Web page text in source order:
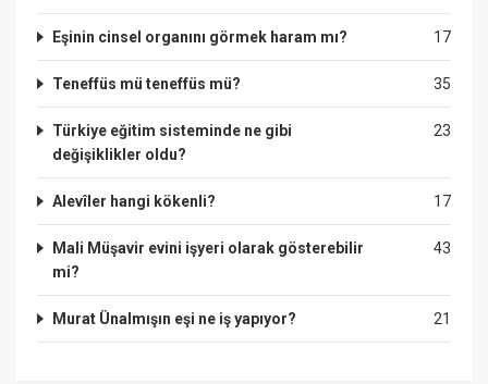
17
Eşinin cinsel organını görmek haram mı?
35
Teneffüs mü teneffüs mü?
23
Türkiye eğitim sisteminde ne gibi
değişiklikler oldu?
17
Alevîler hangi kökenli?
43
Mali Müşavir evini işyeri olarak gösterebilir
mi?
21
Murat Ünalmışın eşi ne iş yapıyor?